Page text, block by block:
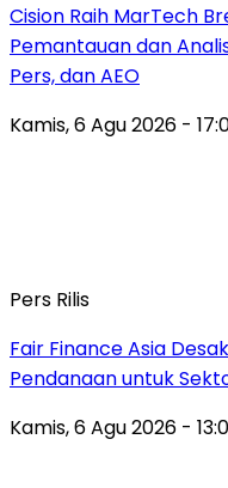
Cision Raih MarTech
Pemantauan dan
Pers, dan AEO
Kamis, 6 Agu 2026 -
Pers Rilis
Fair Finance Asia
Pendanaan untuk
Kamis, 6 Agu 2026 -